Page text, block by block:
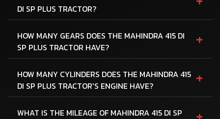
DI SP PLUS TRACTOR?
HOW MANY GEARS DOES THE MAHINDRA 415 DI
SP PLUS TRACTOR HAVE?
+
HOW MANY CYLINDERS DOES THE MAHINDRA 415
DI SP PLUS TRACTOR'S ENGINE HAVE?
+
WHAT IS THE MILEAGE OF MAHINDRA 415 DI SP